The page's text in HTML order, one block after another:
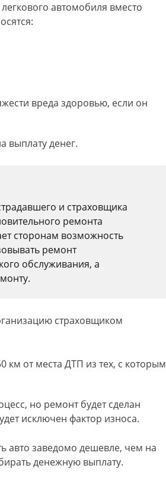
автомобиля вместо
вреда здоровью, если он
выплату денег.
и страховщика
ремонта
сторонам возможность
ремонт
обслуживания, а
страховщиком
км от места ДТП из тех, с которым
но ремонт будет сделан
исключен фактор износа.
авто заведомо дешевле, чем на
денежную выплату.